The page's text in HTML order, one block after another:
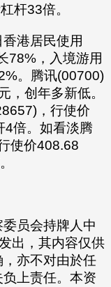
杆33倍。
港居民使用
78%，入境游用
。腾讯(00700)
，创年多新低。
，行使价
4倍。如看淡腾
使价408.68
员会持牌人中
出，其内容仅供
亦不对由於任
上责任。本资